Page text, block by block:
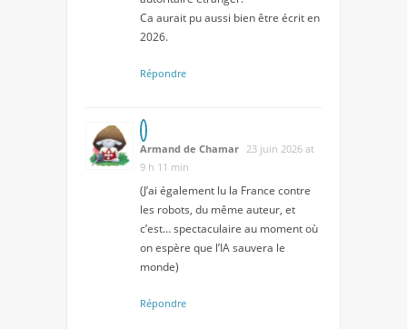
Ca aurait pu aussi bien être écrit en
2026.
Répondre
Armand de Chamar 23 juin 2026 at
9 h 11 min
(J’ai également lu la France contre
les robots, du même auteur, et
c’est… spectaculaire au moment où
on espère que l’IA sauvera le
monde)
Répondre